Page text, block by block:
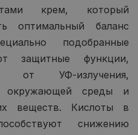
крем, который
оптимальный баланс
подобранные
защитные функции,
от УФ-излучения,
окружающей среды и
веществ. Кислоты в
снижению